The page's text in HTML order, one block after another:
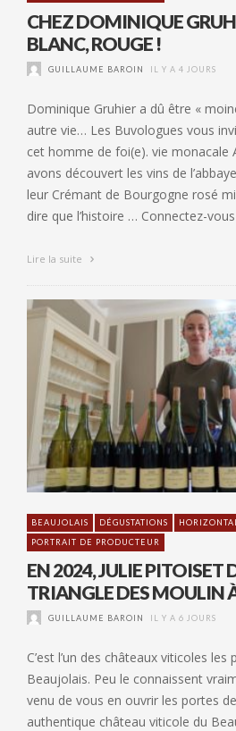
CHEZ DOMINIQUE
BLANC, ROUGE !
GUILLAUME BAROIN IL Y A 4 JOURS
Dominique Gruhier a dû être «
autre vie… Les Buvologues vous
cet homme de foi(e). vie monacale
avons découvert les vins de
leur Crémant de Bourgogne rosé
dire que l’histoire … Connectez-
Lire la suite
BEAUJOLAIS DÉGUSTATIONS
PORTRAIT DE PRODUCTEUR
EN 2024, JULIE PITOISET
TRIANGLE DES MOULIN
GUILLAUME BAROIN IL Y A 6 JOURS
C’est l’un des châteaux viticoles les
Beaujolais. Peu le connaissent
venu de vous en ouvrir les portes
authentique château viticole du